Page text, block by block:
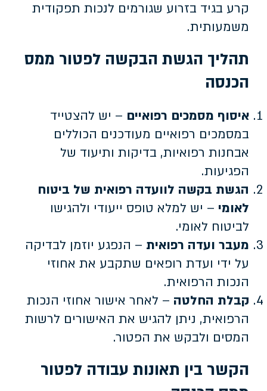
קרע בגיד בזרוע שגורמים לנכות תפקודית
משמעותית.
תהליך הגשת הבקשה לפטור ממס
הכנסה
איסוף מסמכים רפואיים – יש להצטייד
במסמכים רפואיים מעודכנים הכוללים
אבחנות רפואיות, בדיקות ותיעוד של
הפגיעות.
הגשת בקשה לוועדה רפואית של ביטוח
לאומי – יש למלא טופס ייעודי ולהגישו
לביטוח לאומי.
מעבר ועדה רפואית – הנפגע יוזמן לבדיקה
על ידי ועדת רופאים שתקבע את אחוזי
הנכות הרפואית.
קבלת החלטה – לאחר אישור אחוזי הנכות
הרפואית, ניתן להגיש את האישורים לרשות
המסים ולבקש את הפטור.
הקשר בין תאונות עבודה לפטור